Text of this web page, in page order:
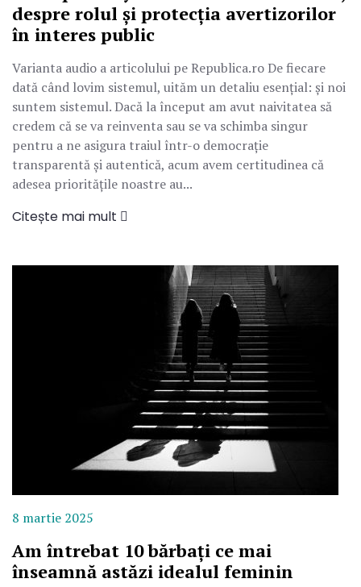
despre rolul și protecția avertizorilor
în interes public
Varianta audio a articolului pe Republica.ro De fiecare
dată când lovim sistemul, uităm un detaliu esențial: și noi
suntem sistemul. Dacă la început am avut naivitatea să
credem că se va reinventa sau se va schimba singur
pentru a ne asigura traiul într-o democrație
transparentă și autentică, acum avem certitudinea că
adesea prioritățile noastre au...
Citește mai mult
8 martie 2025
Am întrebat 10 bărbați ce mai
înseamnă astăzi idealul feminin